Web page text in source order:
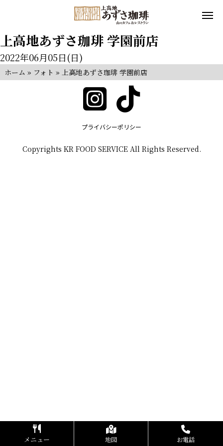
上高地あずさ珈琲 学園前店
2022年06月05日(日)
ホーム » フォト »上高地あずさ珈琲 学園前店
プライバシーポリシー
Copyrights KR FOOD SERVICE All Rights Reserved.
メニュー 地図 お電話